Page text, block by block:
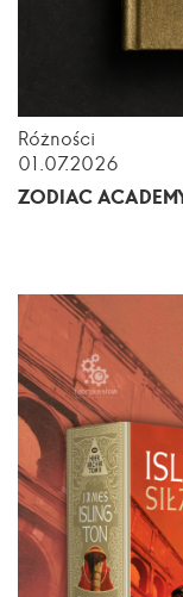
Różności
01.07.2026
ZODIAC